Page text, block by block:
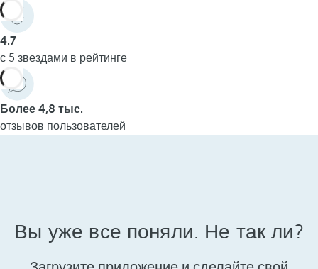
4.7
с 5 звездами в рейтинге
Более 4,8 тыс.
отзывов пользователей
Вы уже все поняли. Не так ли?